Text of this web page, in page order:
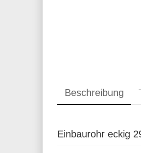
Beschreibung
Einbaurohr eckig